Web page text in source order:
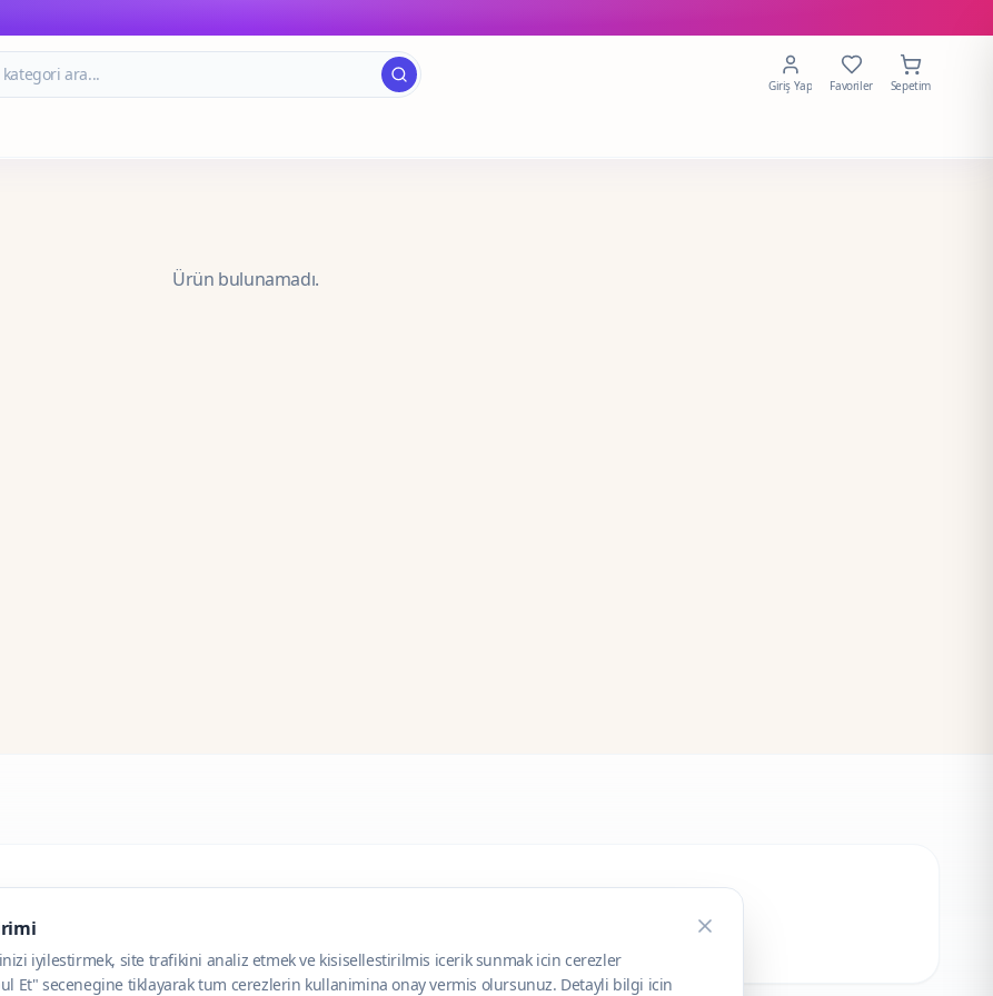
Giriş Yap Favoriler Sepetim
Ürün bulunamadı.
iyilestirmek, site trafikini analiz etmek ve kisisellestirilmis icerik sunmak icin cerezler
Et" secenegine tiklayarak tum cerezlerin kullanimina onay vermis olursunuz. Detayli bilgi icin